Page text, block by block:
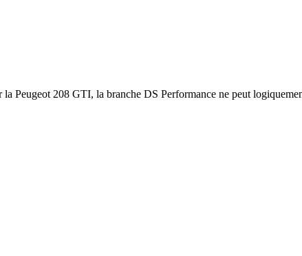
Peugeot 208 GTI, la branche DS Performance ne peut